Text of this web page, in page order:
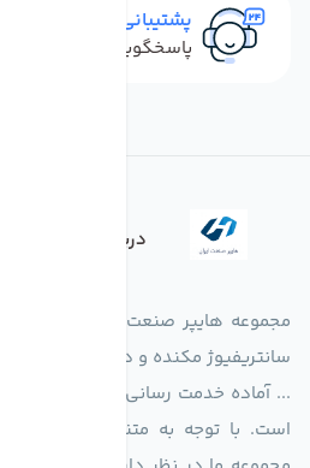
پشتیبانی سریع
پاسخگویی سریع به
درباره فروشگاه
مجموعه هایپر صنعت ایران در امر
سانتریفیوژ مکنده و دمنده آکسیال،
... آماده خدمت رسانی به شرکت های
است. با توجه به متنوع بودن فن